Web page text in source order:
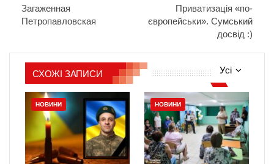
Загаженная
Петропавловская
Приватизація «по-
європейськи». Сумський
досвід :)
Усі
СХОЖІ ЗАПИСИ
НОВИНИ НОВИНИ